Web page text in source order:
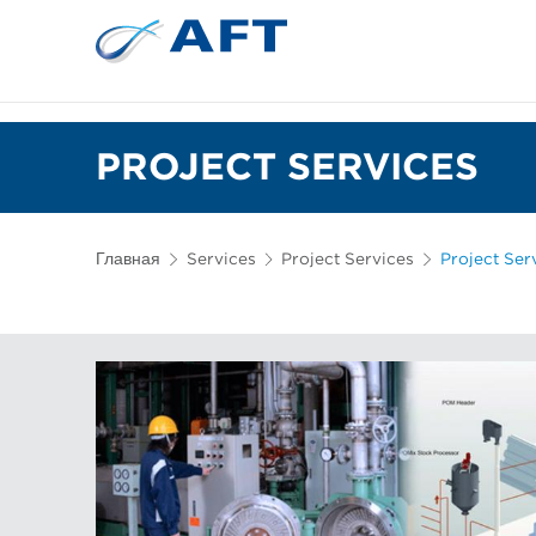
PROJECT SERVICES
Главная Services Project Services Project